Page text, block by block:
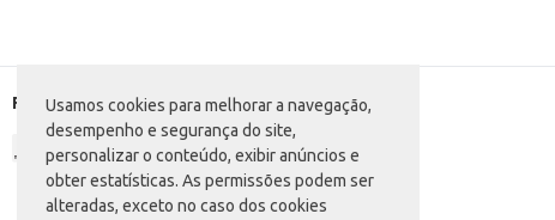
Usamos cookies para melhorar a navegação,
desempenho e segurança do site,
personalizar o conteúdo, exibir anúncios e
obter estatísticas. As permissões podem ser
alteradas, exceto no caso dos cookies
Formas de pagamento